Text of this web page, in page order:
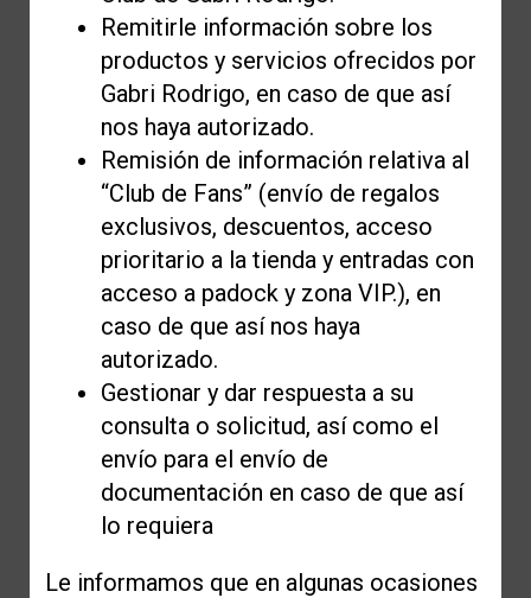
Remitirle información sobre los
productos y servicios ofrecidos por
Gabri Rodrigo, en caso de que así
nos haya autorizado.
Remisión de información relativa al
“Club de Fans” (envío de regalos
exclusivos, descuentos, acceso
prioritario a la tienda y entradas con
acceso a padock y zona VIP.), en
caso de que así nos haya
autorizado.
Gestionar y dar respuesta a su
consulta o solicitud, así como el
envío para el envío de
documentación en caso de que así
lo requiera
Le informamos que en algunas ocasiones